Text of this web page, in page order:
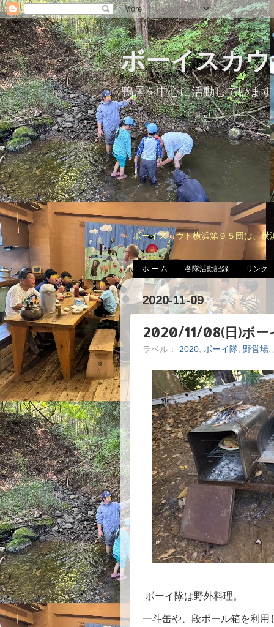
ボーイスカ
鴨居を中心に活動していま
ボーイスカウト横浜第９５団は、
ホ ー ム 各隊活動記録 リンク
2020-11-09
2020/11/08(日)ボー
ラベル： 2020 ボーイ隊 野営場
ボーイ隊は野外料理。
一斗缶や、段ボール箱を利